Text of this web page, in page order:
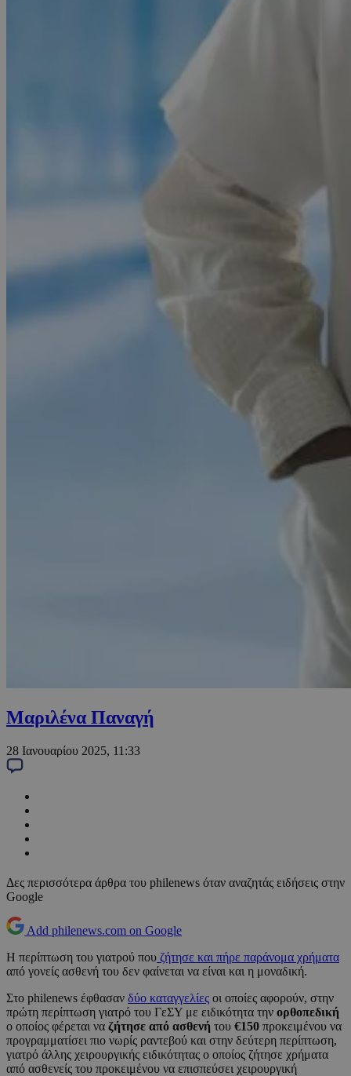
Μαριλένα Παναγή
28 Ιανουαρίου 2025, 11:33
Δες περισσότερα άρθρα του philenews όταν αναζητάς ειδήσεις στην
Google
Add philenews.com on Google
Η περίπτωση του γιατρού που ζήτησε και πήρε παράνομα χρήματα
από γονείς ασθενή του δεν φαίνεται να είναι και η μοναδική.
Στο philenews έφθασαν δύο καταγγελίες οι οποίες αφορούν, στην
πρώτη περίπτωση γιατρό του ΓεΣΥ με ειδικότητα την ορθοπεδική
ο οποίος φέρεται να ζήτησε από ασθενή του €150 προκειμένου να
προγραμματίσει πιο νωρίς ραντεβού και στην δεύτερη περίπτωση,
γιατρό άλλης χειρουργικής ειδικότητας ο οποίος ζήτησε χρήματα
από ασθενείς του προκειμένου να επισπεύσει χειρουργική